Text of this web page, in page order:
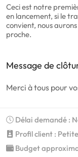
Ceci est notre
en lancement, si le
convient, nous
proche.
Message de
Merci à tous pour
Délai demandé :
Profil client :
Budget